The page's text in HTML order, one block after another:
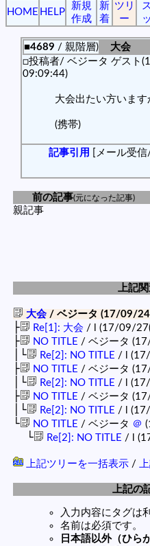
HOME HELP
新規
作成
新
着
ツリ
ー
■4689 / 親階層)
大会
□投稿者/ ベジータ ゲスト
09:09:44)
大会出たい方います
(携帯)
記事引用 [メール受信
前の記事(元になった記事)
親記事
上記
大会 / ベジータ (17/09/
├ Re[1]: 大会 / l (17/09/
├ NO TITLE / ベジータ
│└ Re[2]: NO TITLE / l
├ NO TITLE / ベジータ
│└ Re[2]: NO TITLE / l
├ NO TITLE / ベジータ
│└ Re[2]: NO TITLE / l
└ NO TITLE / ベジータ ＠
└ Re[2]: NO TITLE / l
上記ツリーを一括表示 /
上記の
入力内容にタグは
名前は必須です。
日本語以外（ひら